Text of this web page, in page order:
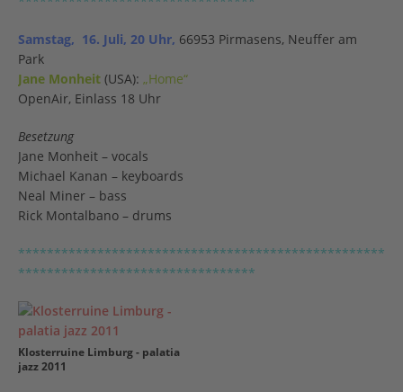
Samstag, 16. Juli, 20 Uhr, 66953 Pirmasens, Neuffer am
Park
Jane Monheit (USA): „Home“
OpenAir, Einlass 18 Uhr
Besetzung
Jane Monheit – vocals
Michael Kanan – keyboards
Neal Miner – bass
Rick Montalbano – drums
***************************************************
*********************************
Klosterruine Limburg - palatia
jazz 2011